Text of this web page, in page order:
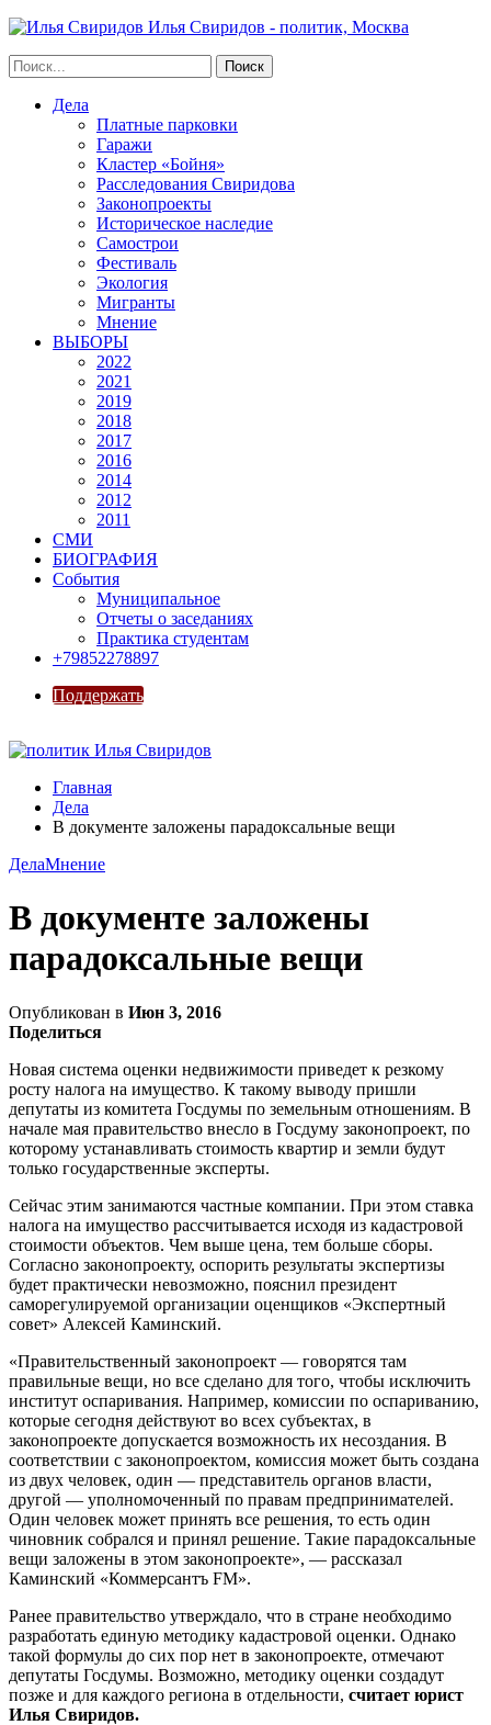
Илья Свиридов - политик, Москва
Дела
Платные парковки
Гаражи
Кластер «Бойня»
Расследования Свиридова
Законопроекты
Историческое наследие
Самострои
Фестиваль
Экология
Мигранты
Мнение
ВЫБОРЫ
2022
2021
2019
2018
2017
2016
2014
2012
2011
СМИ
БИОГРАФИЯ
События
Муниципальное
Отчеты о заседаниях
Практика студентам
+79852278897
Поддержать
Главная
Дела
В документе заложены парадоксальные вещи
ДелаМнение
В документе заложены
парадоксальные вещи
Опубликован в Июн 3, 2016
Поделиться
Новая система оценки недвижимости приведет к резкому
росту налога на имущество. К такому выводу пришли
депутаты из комитета Госдумы по земельным отношениям. В
начале мая правительство внесло в Госдуму законопроект, по
которому устанавливать стоимость квартир и земли будут
только государственные эксперты.
Сейчас этим занимаются частные компании. При этом ставка
налога на имущество рассчитывается исходя из кадастровой
стоимости объектов. Чем выше цена, тем больше сборы.
Согласно законопроекту, оспорить результаты экспертизы
будет практически невозможно, пояснил президент
саморегулируемой организации оценщиков «Экспертный
совет» Алексей Каминский.
«Правительственный законопроект — говорятся там
правильные вещи, но все сделано для того, чтобы исключить
институт оспаривания. Например, комиссии по оспариванию,
которые сегодня действуют во всех субъектах, в
законопроекте допускается возможность их несоздания. В
соответствии с законопроектом, комиссия может быть создана
из двух человек, один — представитель органов власти,
другой — уполномоченный по правам предпринимателей.
Один человек может принять все решения, то есть один
чиновник собрался и принял решение. Такие парадоксальные
вещи заложены в этом законопроекте», — рассказал
Каминский «Коммерсантъ FM».
Ранее правительство утверждало, что в стране необходимо
разработать единую методику кадастровой оценки. Однако
такой формулы до сих пор нет в законопроекте, отмечают
депутаты Госдумы. Возможно, методику оценки создадут
позже и для каждого региона в отдельности, считает юрист
Илья Свиридов.